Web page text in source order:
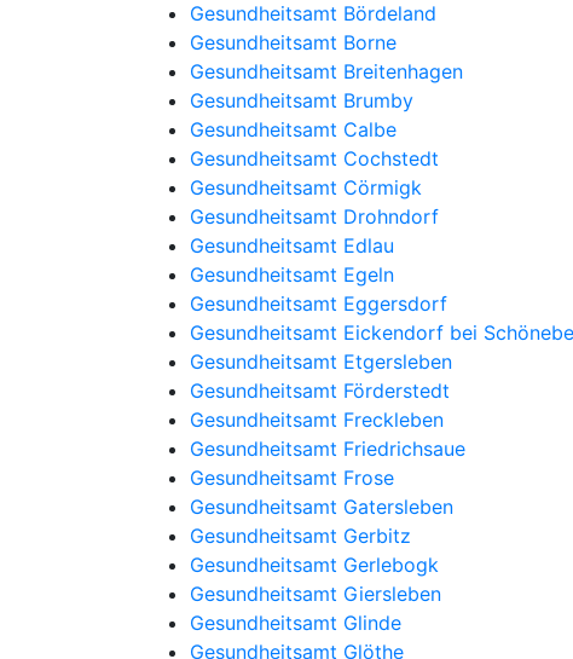
Gesundheitsamt Bördeland
Gesundheitsamt Borne
Gesundheitsamt Breitenhagen
Gesundheitsamt Brumby
Gesundheitsamt Calbe
Gesundheitsamt Cochstedt
Gesundheitsamt Cörmigk
Gesundheitsamt Drohndorf
Gesundheitsamt Edlau
Gesundheitsamt Egeln
Gesundheitsamt Eggersdorf
Gesundheitsamt Eickendorf bei
Gesundheitsamt Etgersleben
Gesundheitsamt Förderstedt
Gesundheitsamt Freckleben
Gesundheitsamt Friedrichsaue
Gesundheitsamt Frose
Gesundheitsamt Gatersleben
Gesundheitsamt Gerbitz
Gesundheitsamt Gerlebogk
Gesundheitsamt Giersleben
Gesundheitsamt Glinde
Gesundheitsamt Glöthe